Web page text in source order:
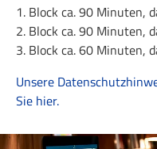
1. Block ca. 90 Minuten,
2. Block ca. 90 Minuten,
3. Block ca. 60 Minuten,
Unsere
Sie hier.